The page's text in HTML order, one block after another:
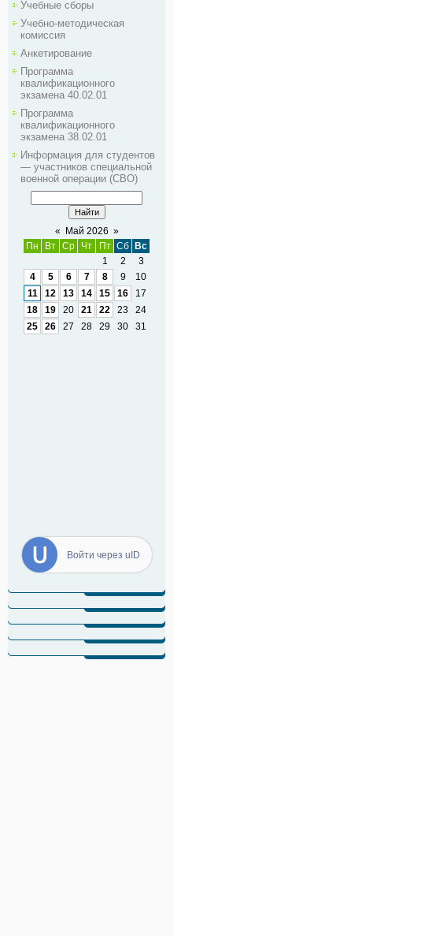
Учебные сборы
Учебно-методическая
комиссия
Анкетирование
Программа
квалификационного
экзамена 40.02.01
Программа
квалификационного
экзамена 38.02.01
Информация для студентов
— участников специальной
военной операции (СВО)
« Май 2026 »
Пн
Вт Ср Чт Пт Сб
Вс
1
2
3
4
5 6 7 8 9
10
11
12 13 14 15 16
17
18
19 20 21 22 23
24
25
26 27 28 29 30 31
Войти через uID